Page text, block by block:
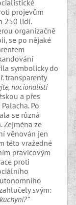
projevům
250 lidí.
organizačně
se po nějaké
symbolicky do
transparenty
nacionalisti
a přes
Po
se různá
Zejména ze
věnován jen
této vražedné
pravicovým
proti
svým: